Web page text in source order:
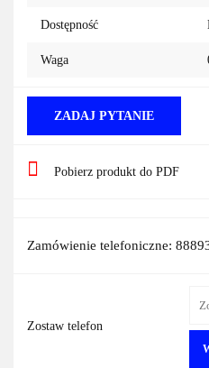
Dostępność
Waga
ZADAJ PYTANIE
Pobierz produkt do PDF
Zamówienie telefoniczne:
Zostaw telefon